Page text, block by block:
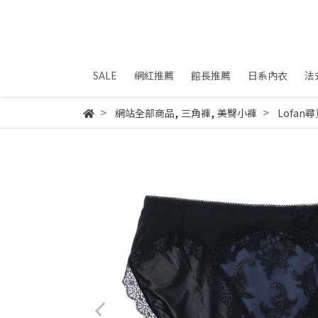
SALE 網紅推薦 館長推薦 日系內衣 法
網站全部商品, 三角褲, 美臀小褲 Lofan尋